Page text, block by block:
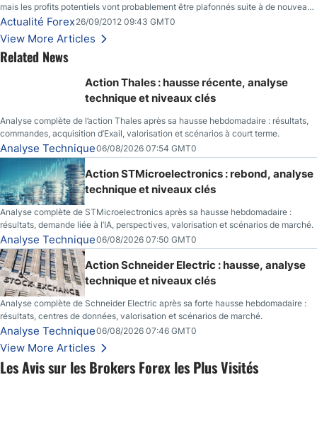
Les Avis sur les Brokers Forex les Plus Visités
mais les profits potentiels vont probablement être plafonnés suite à de nouveaux
événements liés au renflouement en Espagne, renforçant les inquiétudes des
investisseurs.
Actualité Forex 26/09/2012 09:43 GMT0
View More Articles
Related News
Action Thales : hausse récente, analyse
technique et niveaux clés
Analyse complète de l’action Thales après sa hausse hebdomadaire : résultats,
commandes, acquisition d’Exail, valorisation et scénarios à court terme.
Analyse Technique06/08/2026 07:54 GMT0
Action STMicroelectronics : rebond, analyse
technique et niveaux clés
Analyse complète de STMicroelectronics après sa hausse hebdomadaire :
résultats, demande liée à l’IA, perspectives, valorisation et scénarios de marché.
Analyse Technique06/08/2026 07:50 GMT0
Action Schneider Electric : hausse, analyse
technique et niveaux clés
Analyse complète de Schneider Electric après sa forte hausse hebdomadaire :
résultats, centres de données, valorisation et scénarios de marché.
Analyse Technique06/08/2026 07:46 GMT0
View More Articles